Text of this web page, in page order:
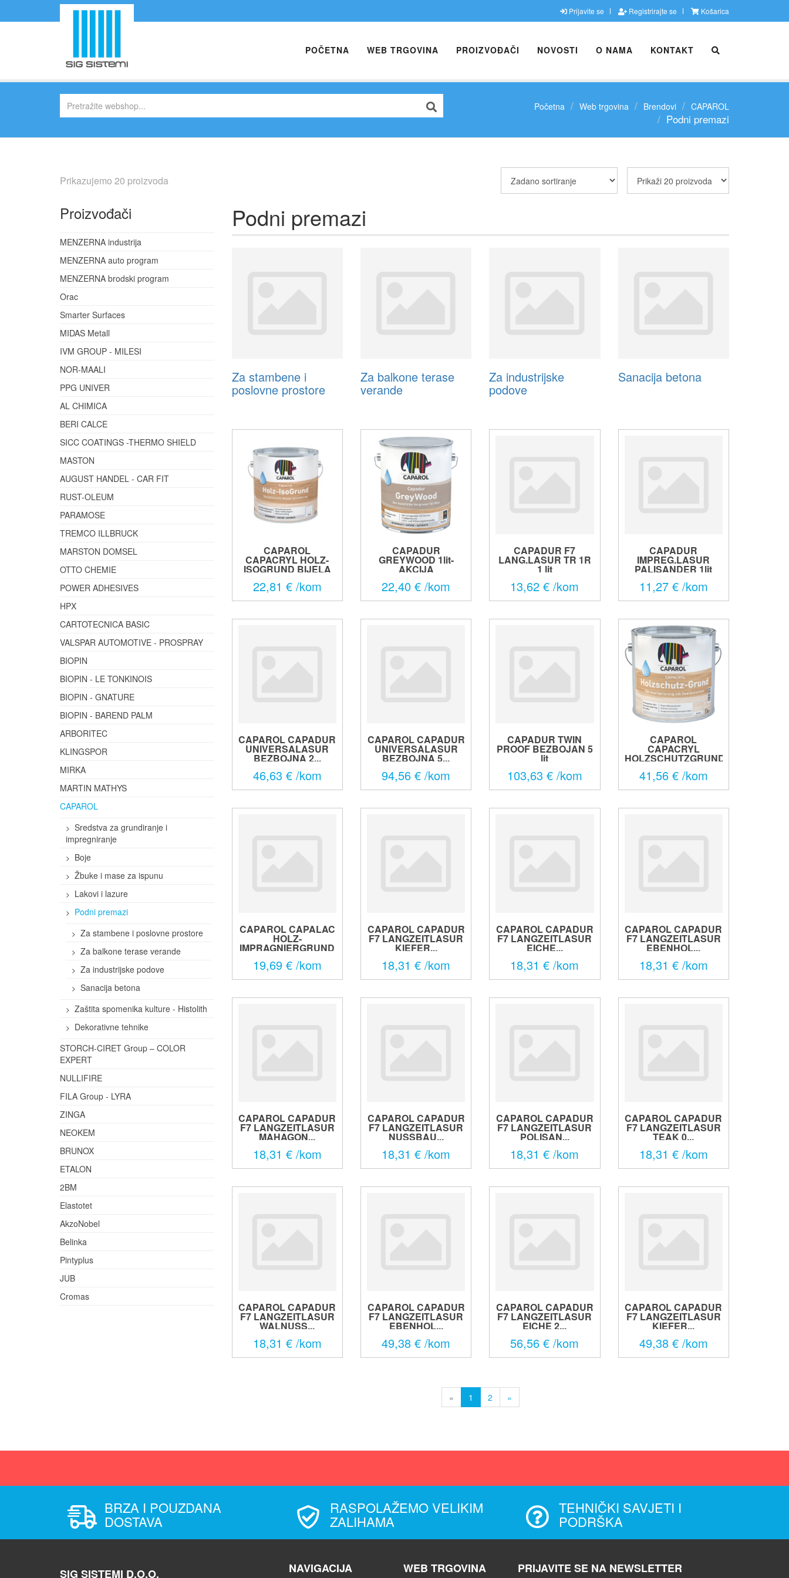
Prijavite se Registrirajte se Košarica
POČETNA WEB TRGOVINA PROIZVOĐAČI NOVOSTI O NAMA KONTAKT
Početna Web trgovina Brendovi CAPAROL
Podni premazi
Prikazujemo 20 proizvoda
Proizvođači
MENZERNA industrija
MENZERNA auto program
MENZERNA brodski program
Orac
Smarter Surfaces
MIDAS Metall
IVM GROUP - MILESI
NOR-MAALI
PPG UNIVER
AL CHIMICA
BERI CALCE
SICC COATINGS -THERMO SHIELD
MASTON
AUGUST HANDEL - CAR FIT
RUST-OLEUM
PARAMOSE
TREMCO ILLBRUCK
MARSTON DOMSEL
OTTO CHEMIE
POWER ADHESIVES
HPX
CARTOTECNICA BASIC
VALSPAR AUTOMOTIVE - PROSPRAY
BIOPIN
BIOPIN - LE TONKINOIS
BIOPIN - GNATURE
BIOPIN - BAREND PALM
ARBORITEC
KLINGSPOR
MIRKA
MARTIN MATHYS
CAPAROL
Sredstva za grundiranje i
impregniranje
Boje
Žbuke i mase za ispunu
Lakovi i lazure
Podni premazi
Za stambene i poslovne prostore
Za balkone terase verande
Za industrijske podove
Sanacija betona
Zaštita spomenika kulture - Histolith
Dekorativne tehnike
STORCH-CIRET Group – COLOR
EXPERT
NULLIFIRE
FILA Group - LYRA
ZINGA
NEOKEM
BRUNOX
ETALON
2BM
Elastotet
AkzoNobel
Belinka
Pintyplus
JUB
Cromas
Podni premazi
Za stambene i
poslovne prostore
Za balkone terase
verande
Za industrijske
podove
Sanacija betona
CAPAROL
CAPACRYL HOLZ-
ISOGRUND BIJELA
22,81 € /kom
CAPADUR
GREYWOOD 1lit-
AKCIJA
22,40 € /kom
CAPADUR F7
LANG.LASUR TR 1R
1 lit
13,62 € /kom
CAPADUR
IMPREG.LASUR
PALISANDER 1lit
11,27 € /kom
CAPAROL CAPADUR
UNIVERSALASUR
BEZBOJNA 2...
46,63 € /kom
CAPAROL CAPADUR
UNIVERSALASUR
BEZBOJNA 5...
94,56 € /kom
CAPADUR TWIN
PROOF BEZBOJAN 5
lit
103,63 € /kom
CAPAROL
CAPACRYL
HOLZSCHUTZGRUND
41,56 € /kom
CAPAROL CAPALAC
HOLZ-
IMPRAGNIERGRUND
19,69 € /kom
CAPAROL CAPADUR
F7 LANGZEITLASUR
KIEFER...
18,31 € /kom
CAPAROL CAPADUR
F7 LANGZEITLASUR
EICHE...
18,31 € /kom
CAPAROL CAPADUR
F7 LANGZEITLASUR
EBENHOL...
18,31 € /kom
CAPAROL CAPADUR
F7 LANGZEITLASUR
MAHAGON...
18,31 € /kom
CAPAROL CAPADUR
F7 LANGZEITLASUR
NUSSBAU...
18,31 € /kom
CAPAROL CAPADUR
F7 LANGZEITLASUR
POLISAN...
18,31 € /kom
CAPAROL CAPADUR
F7 LANGZEITLASUR
TEAK 0...
18,31 € /kom
CAPAROL CAPADUR
F7 LANGZEITLASUR
WALNUSS...
18,31 € /kom
CAPAROL CAPADUR
F7 LANGZEITLASUR
EBENHOL...
49,38 € /kom
CAPAROL CAPADUR
F7 LANGZEITLASUR
EICHE 2...
56,56 € /kom
CAPAROL CAPADUR
F7 LANGZEITLASUR
KIEFER...
49,38 € /kom
« 1 2 »
BRZA I POUZDANA
DOSTAVA
RASPOLAŽEMO VELIKIM
ZALIHAMA
TEHNIČKI SAVJETI I
PODRŠKA
SIG SISTEMI D.O.O. NAVIGACIJA WEB TRGOVINA PRIJAVITE SE NA NEWSLETTER